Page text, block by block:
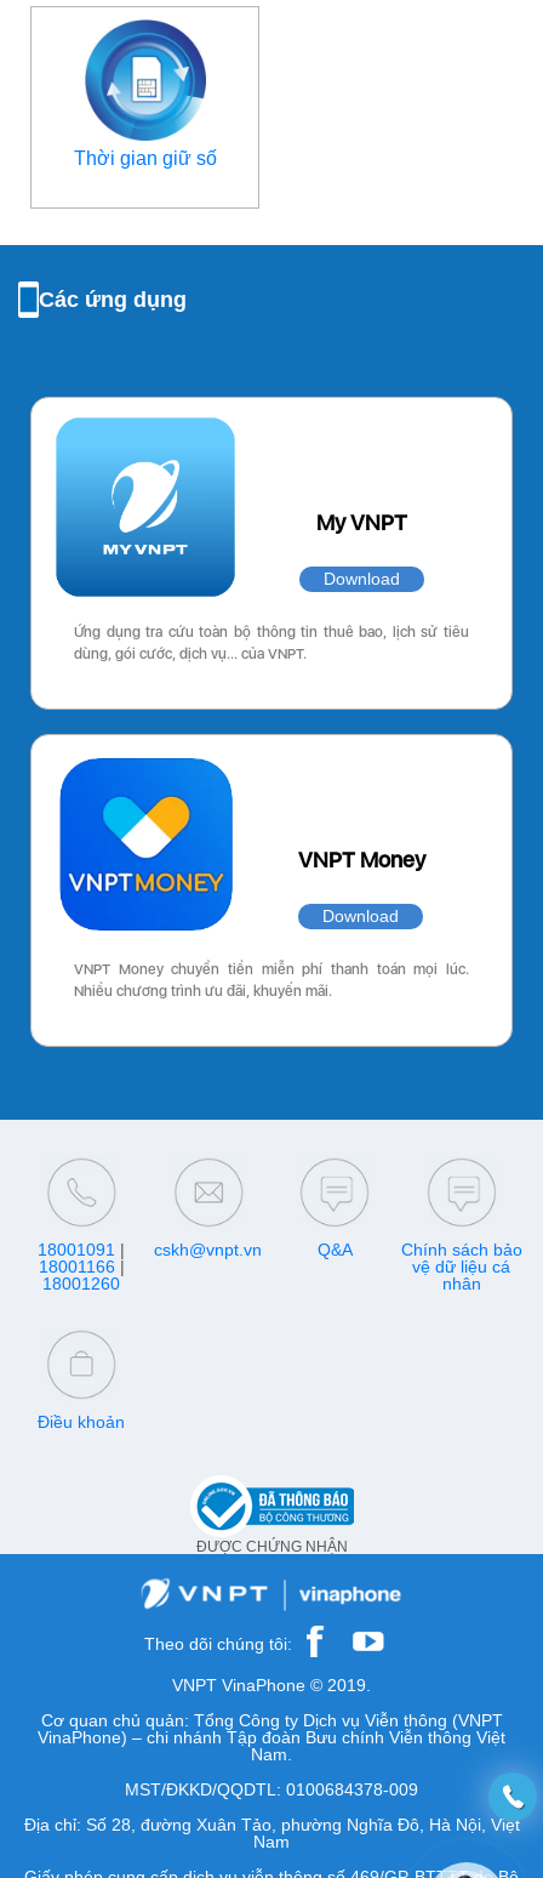
Thời gian giữ số
Các ứng dụng
My VNPT
Download
Ứng dụng tra cứu toàn bộ thông tin thuê bao, lịch sử tiêu
dùng, gói cước, dịch vụ… của VNPT.
VNPT Money
Download
VNPT Money chuyển tiền miễn phí thanh toán mọi lúc.
Nhiều chương trình ưu đãi, khuyến mãi.
18001091 |
18001166|
18001260
cskh@vnpt.vn Q&A
Chính sách bảo
vệ dữ liệu cá
nhân
Điều khoản
ĐƯỢC CHỨNG NHẬN
Theo dõi chúng tôi:
VNPT VinaPhone © 2019.
Cơ quan chủ quản: Tổng Công ty Dịch vụ Viễn thông (VNPT
VinaPhone) – chi nhánh Tập đoàn Bưu chính Viễn thông Việt
Nam.
MST/ĐKKD/QQDTL: 0100684378-009
Địa chỉ: Số 28, đường Xuân Tảo, phường Nghĩa Đô, Hà Nội, Việt
Nam